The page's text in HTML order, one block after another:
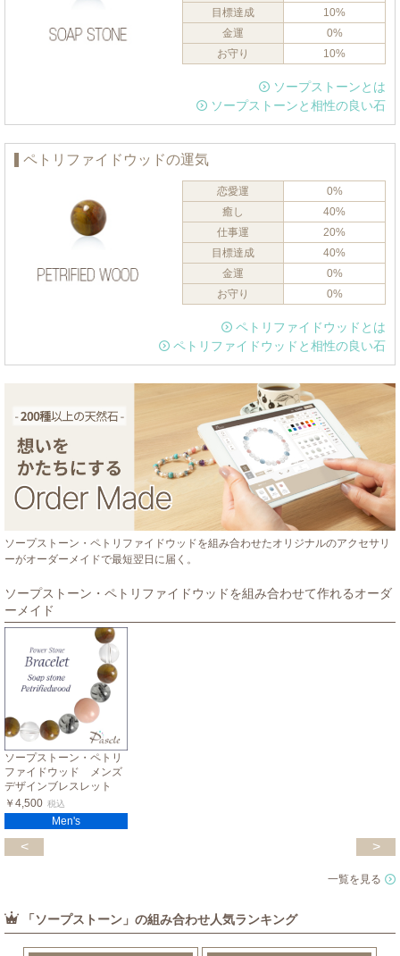
目標達成
10%
金運
0%
お守り
10%
ソープストーンとは
ソープストーンと相性の良い石
ペトリファイドウッドの運気
恋愛運
0%
癒し
40%
仕事運
20%
目標達成
40%
金運
0%
お守り
0%
ペトリファイドウッドとは
ペトリファイドウッドと相性の良い石
ソープストーン・ペトリファイドウッドを組み合わせたオリジナルのアクセサリ
ーがオーダーメイドで最短翌日に届く。
ソープストーン・ペトリファイドウッドを組み合わせて作れるオーダ
ーメイド
ソープストーン・ペトリ
ファイドウッド メンズ
デザインブレスレット
￥4,500 税込
Men's
< >
一覧を見る
「ソープストーン」の組み合わせ人気ランキング